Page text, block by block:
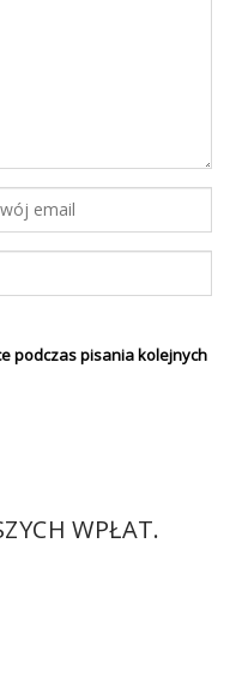
podczas pisania kolejnych
WPŁAT.